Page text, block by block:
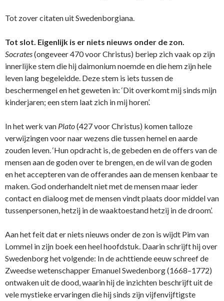
Tot zover citaten uit Swedenborgiana.
Tot slot. Eigenlijk is er niets nieuws o­nder de zon.
Socrates(ongeveer 470 voor Christus) beriep zich vaak op zijn
innerlijke stem die hij daimonium noemde en die hem zijn hele
leven lang begeleidde. Deze stem is iets tussen de
beschermengel en het geweten in: ‘Dit overkomt mij sinds mijn
kinderjaren; een stem laat zich in mij horen’.
In het werk van Plato(427 voor Christus) komen talloze
verwijzingen voor naar wezens die tussen hemel en aarde
zouden leven. ‘Hun opdracht is, de gebeden en de offers van de
mensen aan de goden over te brengen, en de wil van de goden
en het accepteren van de offerandes aan de mensen kenbaar te
maken. God o­nderhandelt niet met de mensen maar ieder
contact en dialoog met de mensen vindt plaats door middel van
tussenpersonen, hetzij in de waaktoestand hetzij in de droom’.
Aan het feit dat er niets nieuws o­nder de zon is wijdt Pim van
Lommel in zijn boek een heel hoofdstuk. Daarin schrijft hij over
Swedenborg het volgende: In de achttiende eeuw schreef de
Zweedse wetenschapper Emanuel Swedenborg (1668–1772)
o­ntwaken uit de dood, waarin hij de inzichten beschrijft uit de
vele mystieke ervaringen die hij sinds zijn vijfenvijftigste